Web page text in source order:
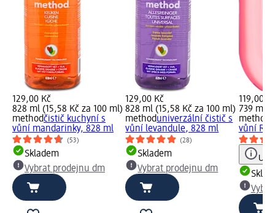
129,00 Kč
828 ml (15,58 Kč za 100 ml)
methodčistič kuchyní s
vůní mandarinky, 828 ml
(53)
Skladem
Vybrat prodejnu dm
129,00 Kč
828 ml (15,58 Kč za 100 ml)
methoduniverzální čistič s
vůní levandule, 828 ml
(28)
Skladem
Vybrat prodejnu dm
119,00
739 ml
method
vůní